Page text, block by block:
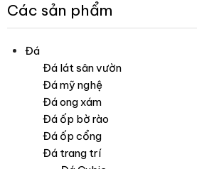
Các sản phẩm
Đá
Đá lát sân vườn
Đá mỹ nghệ
Đá ong xám
Đá ốp bờ rào
Đá ốp cổng
Đá trang trí